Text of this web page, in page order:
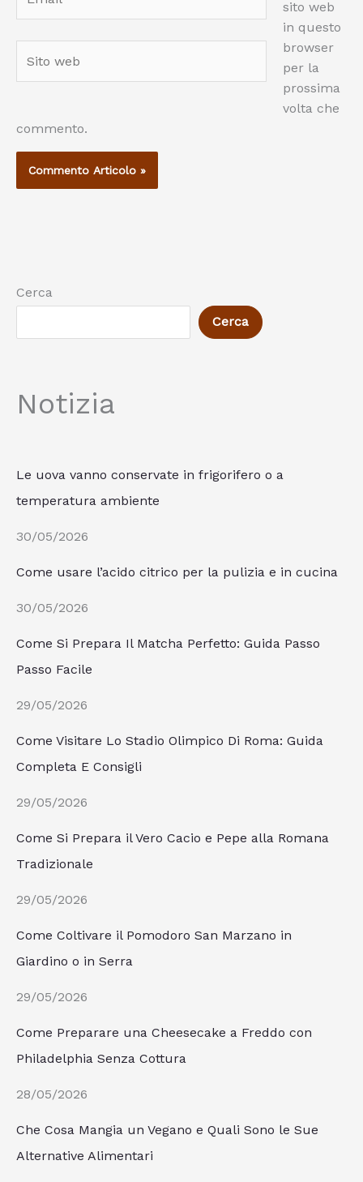
web
sito web
in questo
browser
per la
prossima
volta che
commento.
Cerca
Cerca
Notizia
Le uova vanno conservate in frigorifero o a
temperatura ambiente
30/05/2026
Come usare l’acido citrico per la pulizia e in cucina
30/05/2026
Come Si Prepara Il Matcha Perfetto: Guida Passo
Passo Facile
29/05/2026
Come Visitare Lo Stadio Olimpico Di Roma: Guida
Completa E Consigli
29/05/2026
Come Si Prepara il Vero Cacio e Pepe alla Romana
Tradizionale
29/05/2026
Come Coltivare il Pomodoro San Marzano in
Giardino o in Serra
29/05/2026
Come Preparare una Cheesecake a Freddo con
Philadelphia Senza Cottura
28/05/2026
Che Cosa Mangia un Vegano e Quali Sono le Sue
Alternative Alimentari